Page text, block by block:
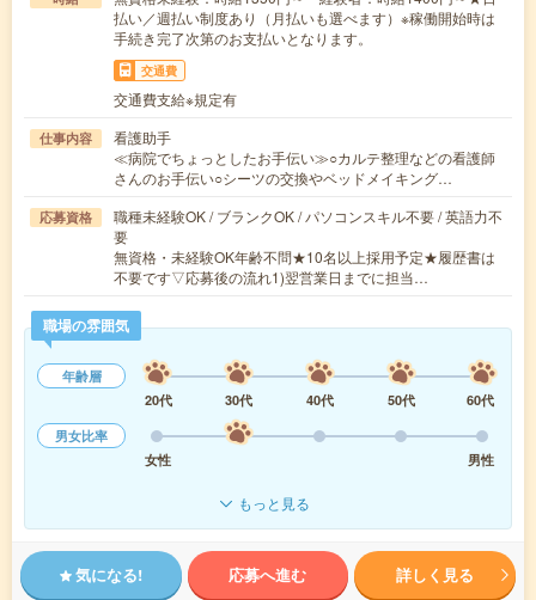
払い／週払い制度あり（月払いも選べます）※稼働開始時は
手続き完了次第のお支払いとなります。
交通費
交通費支給※規定有
仕事内容
看護助手
≪病院でちょっとしたお手伝い≫○カルテ整理などの看護師
さんのお手伝い○シーツの交換やベッドメイキング…
応募資格
職種未経験OK / ブランクOK / パソコンスキル不要 / 英語力不
要
無資格・未経験OK年齢不問★10名以上採用予定★履歴書は
不要です▽応募後の流れ1)翌営業日までに担当…
職場の雰囲気
年齢層
20代
30代 40代 50代
60代
男女比率
女性
男性
もっと見る
気になる! 応募へ進む 詳しく見る